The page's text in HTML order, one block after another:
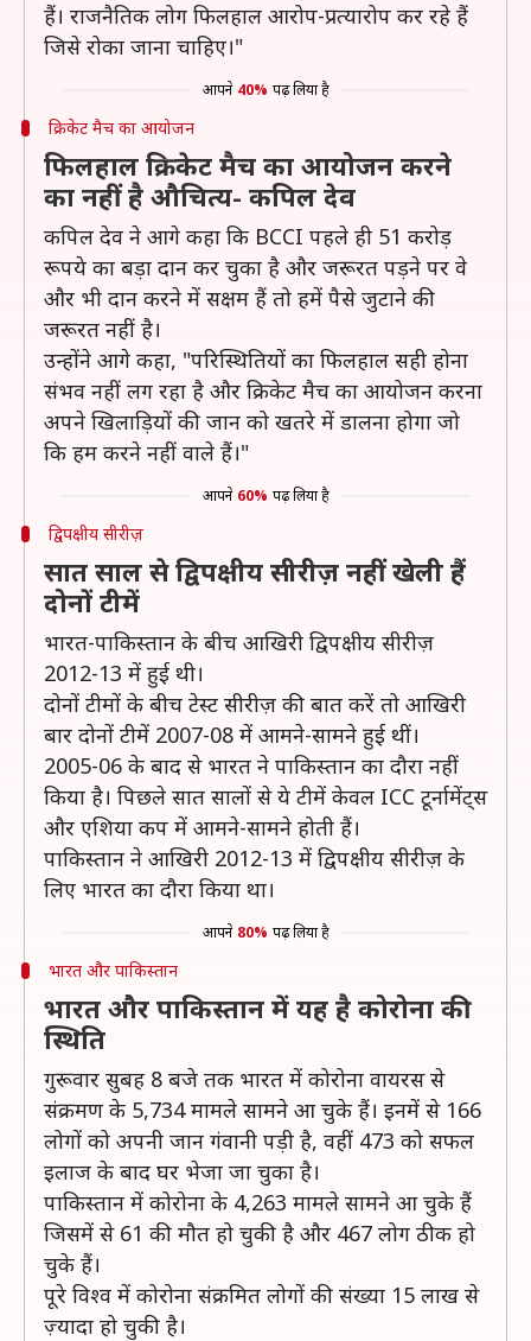
हैं। राजनैतिक लोग फिलहाल आरोप-प्रत्यारोप कर रहे हैं
जिसे रोका जाना चाहिए।"
आपने 40% पढ़ लिया है
क्रिकेट मैच का आयोजन
फिलहाल क्रिकेट मैच का आयोजन करने
का नहीं है औचित्य- कपिल देव
कपिल देव ने आगे कहा कि BCCI पहले ही 51 करोड़
रूपये का बड़ा दान कर चुका है और जरूरत पड़ने पर वे
और भी दान करने में सक्षम हैं तो हमें पैसे जुटाने की
जरूरत नहीं है।
उन्होंने आगे कहा, "परिस्थितियों का फिलहाल सही होना
संभव नहीं लग रहा है और क्रिकेट मैच का आयोजन करना
अपने खिलाड़ियों की जान को खतरे में डालना होगा जो
कि हम करने नहीं वाले हैं।"
आपने 60% पढ़ लिया है
द्विपक्षीय सीरीज़
सात साल से द्विपक्षीय सीरीज़ नहीं खेली हैं
दोनों टीमें
भारत-पाकिस्तान के बीच आखिरी द्विपक्षीय सीरीज़
2012-13 में हुई थी।
दोनों टीमों के बीच टेस्ट सीरीज़ की बात करें तो आखिरी
बार दोनों टीमें 2007-08 में आमने-सामने हुई थीं।
2005-06 के बाद से भारत ने पाकिस्तान का दौरा नहीं
किया है। पिछले सात सालों से ये टीमें केवल ICC टूर्नामेंट्स
और एशिया कप में आमने-सामने होती हैं।
पाकिस्तान ने आखिरी 2012-13 में द्विपक्षीय सीरीज़ के
लिए भारत का दौरा किया था।
आपने 80% पढ़ लिया है
भारत और पाकिस्तान
भारत और पाकिस्तान में यह है कोरोना की
स्थिति
गुरूवार सुबह 8 बजे तक भारत में कोरोना वायरस से
संक्रमण के 5,734 मामले सामने आ चुके हैं। इनमें से 166
लोगों को अपनी जान गंवानी पड़ी है, वहीं 473 को सफल
इलाज के बाद घर भेजा जा चुका है।
पाकिस्तान में कोरोना के 4,263 मामले सामने आ चुके हैं
जिसमें से 61 की मौत हो चुकी है और 467 लोग ठीक हो
चुके हैं।
पूरे विश्व में कोरोना संक्रमित लोगों की संख्या 15 लाख से
ज़्यादा हो चुकी है।